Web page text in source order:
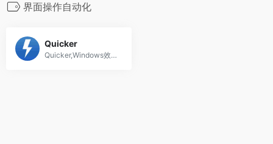
界面操作自动化
Quicker
Quicker,Windows效率神器。